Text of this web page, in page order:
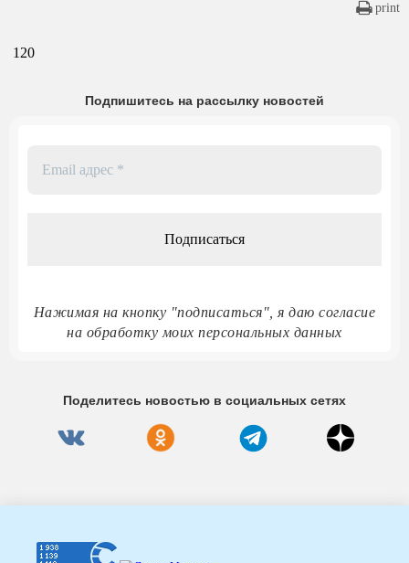
print
120
Подпишитесь на рассылку новостей
Нажимая на кнопку "подписаться", я даю согласие
на обработку моих персональных данных
Поделитесь новостью в социальных сетях